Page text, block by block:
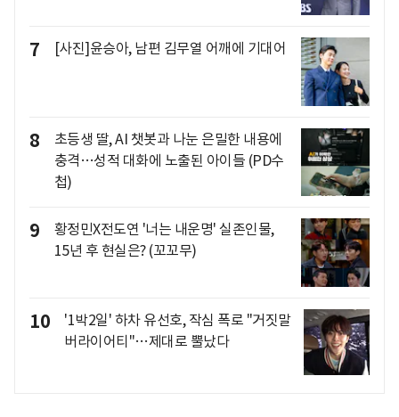
7 [사진]윤승아, 남편 김무열 어깨에 기대어
8
초등생 딸, AI 챗봇과 나눈 은밀한 내용에
충격…성적 대화에 노출된 아이들 (PD수
첩)
9
황정민X전도연 '너는 내운명' 실존인물,
15년 후 현실은? (꼬꼬무)
10
'1박2일' 하차 유선호, 작심 폭로 "거짓말
버라이어티"…제대로 뿔났다